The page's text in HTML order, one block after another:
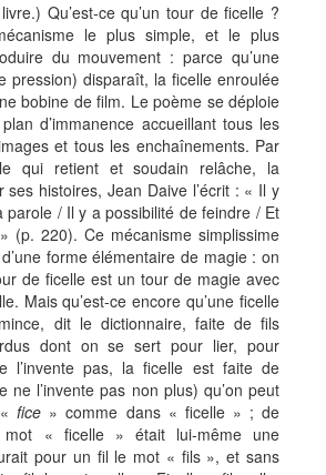
Qu’est-ce qu’un tour de ficelle ?
le plus simple, et le plus
du mouvement : parce qu’une
pression) disparaît, la ficelle enroulée
bobine de film. Le poème se déploie
d’immanence accueillant tous les
et tous les enchaînements. Par
qui retient et soudain relâche, la
ses histoires, Jean Daive l’écrit : « Il y
parole / Il y a possibilité de feindre / Et
(p. 220). Ce mécanisme simplissime
forme élémentaire de magie : on
de ficelle est un tour de magie avec
Mais qu’est-ce encore qu’une ficelle
dit le dictionnaire, faite de fils
dont on se sert pour lier, pour
l’invente pas, la ficelle est faite de
ne l’invente pas non plus) qu’on peut
«fice » comme dans « ficelle » ; de
« ficelle » était lui-même une
pour un fil le mot « fils », et sans